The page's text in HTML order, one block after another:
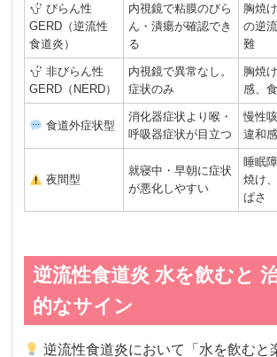
びらん性
GERD（逆流性
食道炎）
内視鏡で粘膜のびら
ん・潰瘍が確認でき
る
胸焼
の逆
難
非びらん性
GERD（NERD）
内視鏡で異常なし。
症状のみ
胸焼
感、
食道外症状型
消化器症状より喉・
呼吸器症状が目立つ
慢性
違和
夜間型
就寝中・早朝に症状
が悪化しやすい
睡眠
焼け
ぱさ
逆流性食道炎 水を飲むと
的なサイン
逆流性食道炎において「水を飲むと